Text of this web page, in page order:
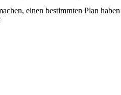
einen bestimmten Plan